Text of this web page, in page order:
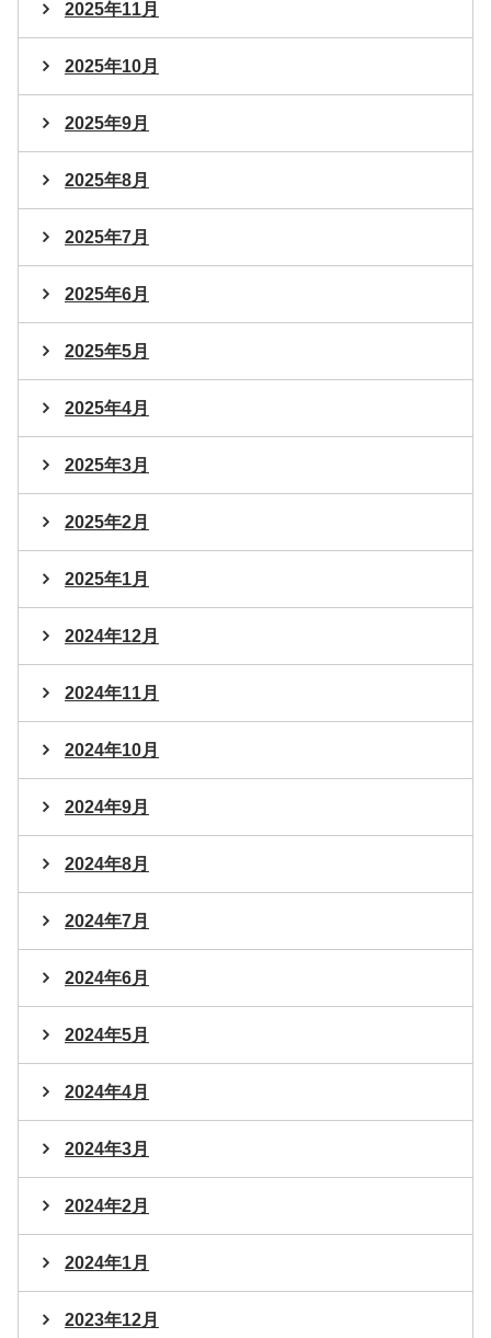
2025年11月
2025年10月
2025年9月
2025年8月
2025年7月
2025年6月
2025年5月
2025年4月
2025年3月
2025年2月
2025年1月
2024年12月
2024年11月
2024年10月
2024年9月
2024年8月
2024年7月
2024年6月
2024年5月
2024年4月
2024年3月
2024年2月
2024年1月
2023年12月